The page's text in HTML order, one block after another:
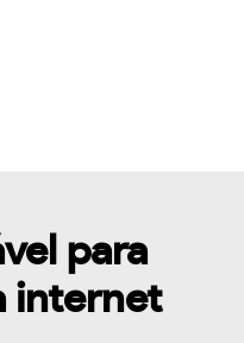
para
internet